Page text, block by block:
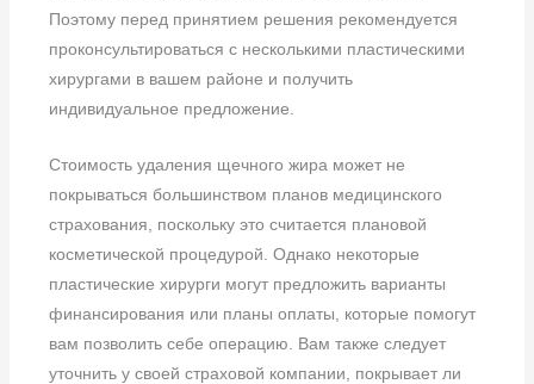
Поэтому перед принятием решения рекомендуется
проконсультироваться с несколькими пластическими
хирургами в вашем районе и получить
индивидуальное предложение.
Стоимость удаления щечного жира может не
покрываться большинством планов медицинского
страхования, поскольку это считается плановой
косметической процедурой. Однако некоторые
пластические хирурги могут предложить варианты
финансирования или планы оплаты, которые помогут
вам позволить себе операцию. Вам также следует
уточнить у своей страховой компании, покрывает ли